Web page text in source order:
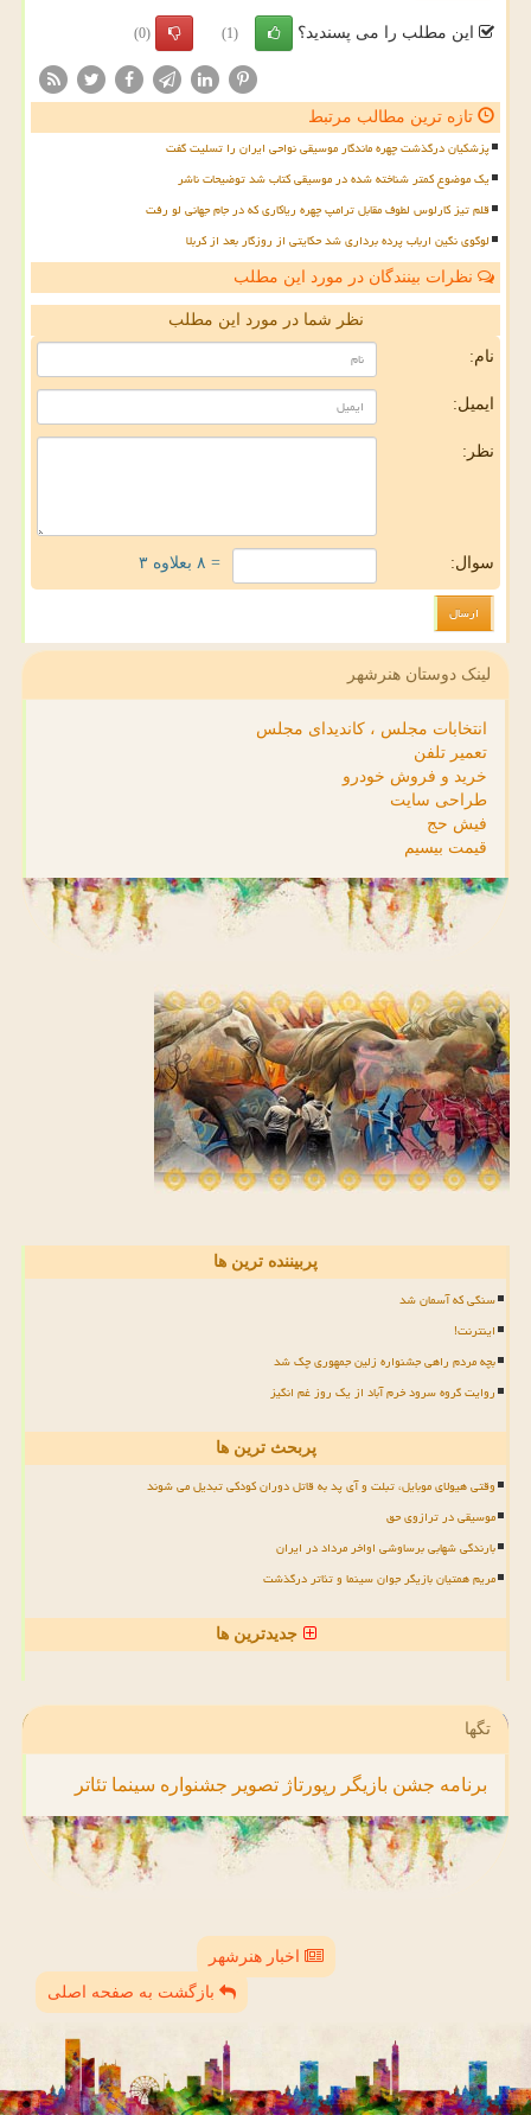
این مطلب را می پسندید؟ (1)
(0)
تازه ترین مطالب مرتبط
پزشکیان درگذشت چهره ماندگار موسیقی نواحی ایران را تسلیت گفت
یک موضوع کمتر شناخته شده در موسیقی کتاب شد توضیحات ناشر
قلم تیز کارلوس لطوف مقابل ترامپ چهره ریاکاری که در جام جهانی لو رفت
لوگوی نگین ارباب پرده برداری شد حکایتی از روزگار بعد از کربلا
نظرات بینندگان در مورد این مطلب
نظر شما در مورد این مطلب
نام:
ایمیل:
نظر:
سوال: = ۸ بعلاوه ۳
لینک دوستان هنرشهر
انتخابات مجلس ، کاندیدای مجلس
تعمیر تلفن
خرید و فروش خودرو
طراحی سایت
فیش حج
قیمت بیسیم
پربیننده ترین ها
سنگی که آسمان شد
اینترنت!
بچه مردم راهی جشنواره زلین جمهوری چک شد
روایت گروه سرود خرم آباد از یک روز غم انگیز
پربحث ترین ها
وقتی هیولای موبایل، تبلت و آی پد به قاتل دوران کودکی تبدیل می شوند
موسیقی در ترازوی حق
بارندگی شهابی برساوشی اواخر مرداد در ایران
مریم همتیان بازیگر جوان سینما و تئاتر درگذشت
جدیدترین ها
تگها
برنامه جشن بازیگر رپورتاژ تصویر جشنواره سینما تئاتر
اخبار هنرشهر
بازگشت به صفحه اصلی